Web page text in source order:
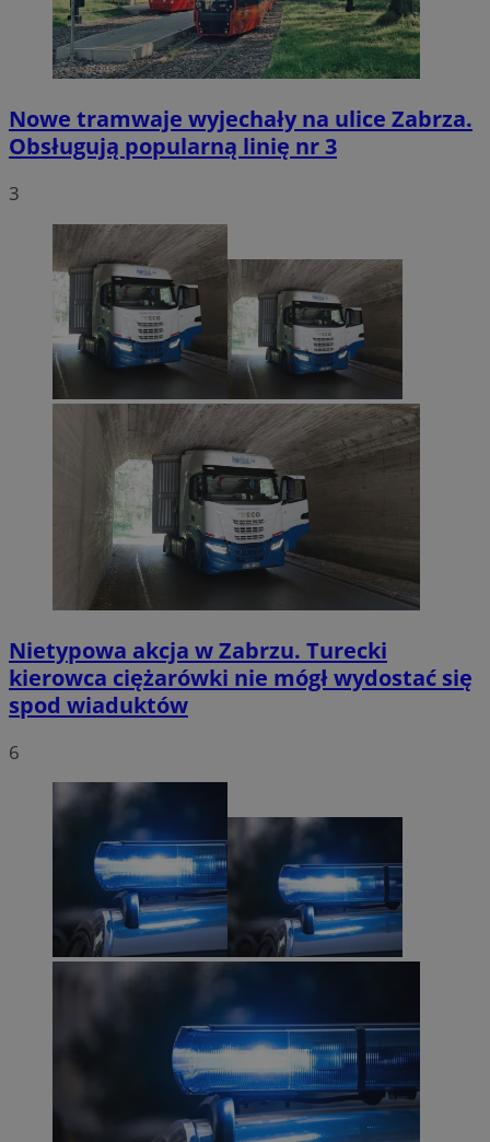
Nowe tramwaje wyjechały na ulice Zabrza.
Obsługują popularną linię nr 3
3
Nietypowa akcja w Zabrzu. Turecki
kierowca ciężarówki nie mógł wydostać się
spod wiaduktów
6